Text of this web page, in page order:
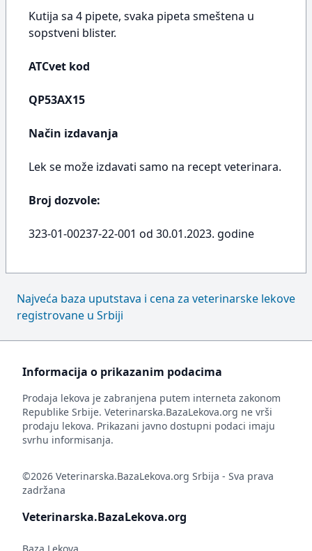
Kutija sa 4 pipete, svaka pipeta smeštena u
sopstveni blister.
ATCvet kod
QP53AX15
Način izdavanja
Lek se može izdavati samo na recept veterinara.
Broj dozvole:
323-01-00237-22-001 od 30.01.2023. godine
Najveća baza uputstava i cena za veterinarske lekove
registrovane u Srbiji
Informacija o prikazanim podacima
Prodaja lekova je zabranjena putem interneta zakonom
Republike Srbije. Veterinarska.BazaLekova.org ne vrši
prodaju lekova. Prikazani javno dostupni podaci imaju
svrhu informisanja.
©2026 Veterinarska.BazaLekova.org Srbija - Sva prava
zadržana
Veterinarska.BazaLekova.org